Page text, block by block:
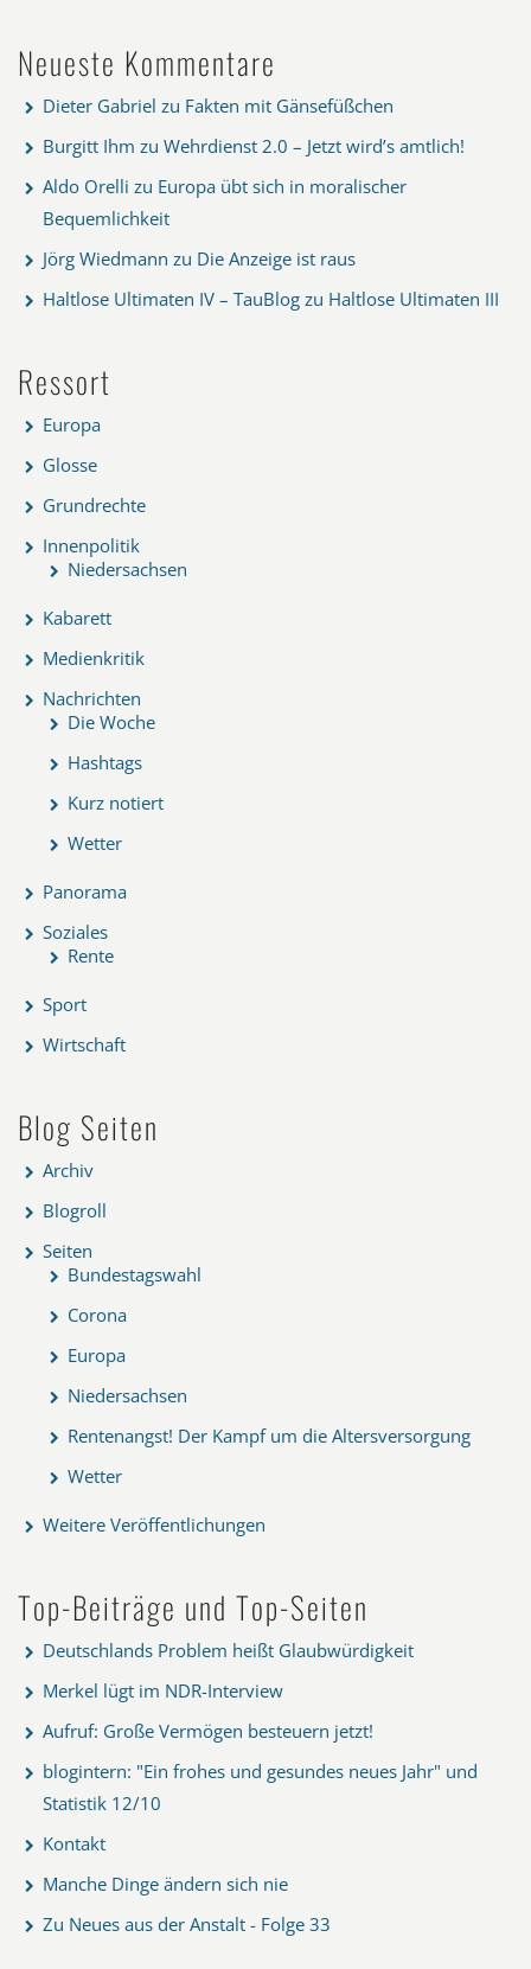
Neueste Kommentare
Dieter Gabriel zu Fakten mit Gänsefüßchen
Burgitt Ihm zu Wehrdienst 2.0 – Jetzt wird’s amtlich!
Aldo Orelli zu Europa übt sich in moralischer
Bequemlichkeit
Jörg Wiedmann zu Die Anzeige ist raus
Haltlose Ultimaten IV – TauBlog zu Haltlose Ultimaten III
Ressort
Europa
Glosse
Grundrechte
Innenpolitik
Niedersachsen
Kabarett
Medienkritik
Nachrichten
Die Woche
Hashtags
Kurz notiert
Wetter
Panorama
Soziales
Rente
Sport
Wirtschaft
Blog Seiten
Archiv
Blogroll
Seiten
Bundestagswahl
Corona
Europa
Niedersachsen
Rentenangst! Der Kampf um die Altersversorgung
Wetter
Weitere Veröffentlichungen
Top-Beiträge und Top-Seiten
Deutschlands Problem heißt Glaubwürdigkeit
Merkel lügt im NDR-Interview
Aufruf: Große Vermögen besteuern jetzt!
blogintern: "Ein frohes und gesundes neues Jahr" und
Statistik 12/10
Kontakt
Manche Dinge ändern sich nie
Zu Neues aus der Anstalt - Folge 33